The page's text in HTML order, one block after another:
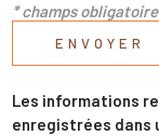
* champs
ENVOYER
Les informations
enregistrées dans